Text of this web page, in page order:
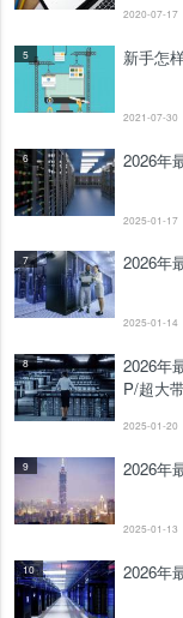
2020-07-17
5 新手怎
2021-07-30
6 2026年
2025-01-17
7 2026年
2025-01-14
8
2026年
P/超大
2025-01-20
9 2026年
2025-01-13
10 2026年